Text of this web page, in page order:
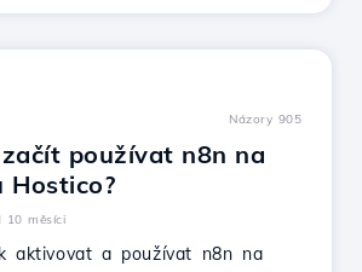
Názory 905
začít používat n8n na
Hostico?
10 měsíci
aktivovat a používat n8n na